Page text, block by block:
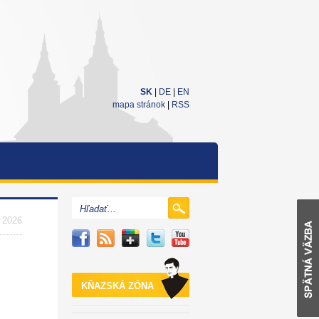
SK DE
EN
mapa stránok
RSS
KŇAZSKÁ ZÓNA